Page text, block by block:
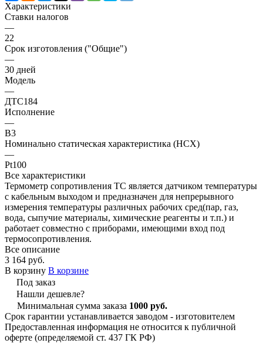
Характеристики
Ставки налогов
—
22
Срок изготовления ("Общие")
—
30 дней
Модель
—
ДТС184
Исполнение
—
В3
Номинально статическая характеристика (НСХ)
—
Pt100
Все характеристики
Термометр сопротивления ТС является датчиком температуры
с кабельным выходом и предназначен для непрерывного
измерения температуры различных рабочих сред(пар, газ,
вода, сыпучие материалы, химические реагенты и т.п.) и
работает совместно с приборами, имеющими вход под
термосопротивления.
Все описание
3 164 руб.
В корзину В корзине
Под заказ
Нашли дешевле?
Минимальная сумма заказа 1000 руб.
Срок гарантии устанавливается заводом - изготовителем
Предоставленная информация не относится к публичной
оферте (определяемой ст. 437 ГК РФ)